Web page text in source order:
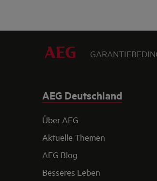
AEG Deutschland
Über AEG
Aktuelle Themen
AEG Blog
Besseres Leben